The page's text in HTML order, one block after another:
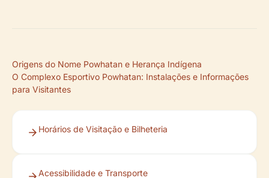
Origens do Nome Powhatan e Herança Indígena
O Complexo Esportivo Powhatan: Instalações e Informações
para Visitantes
Horários de Visitação e Bilheteria
Acessibilidade e Transporte